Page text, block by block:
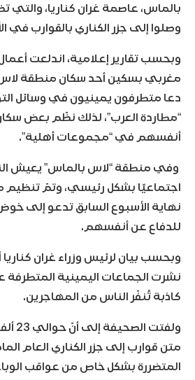
بالماس، عاصمة غران كناريا، والتي
وصلوا إلى جزر الكناري بالقوارب في
وبحسب تقارير إعلامية، اندلعت
مغربي بسكين أحد سكان منطقة
دعا متطرفون يمينيون في وسائل
“مطاردة العرب”، لذلك نظّم بعض
أنفسهم في “مجموعات أهلية”.
وفي منطقة “لاس بالماس” يعيش
اجتماعيًا بشكل رئيسي، وتمّ
نهاية الأسبوع السابق تدعو إلى
للدفاع عن أنفسهم.
وبحسب بيان لرئيس وزراء غران
نشرت الجماعات اليمينية المتطرفة
كاذبة تُنفّر الناس من المهاجرين.
متن قوارب إلى جزر الكناري العام
المتضررة بشكل خاص من عواقب